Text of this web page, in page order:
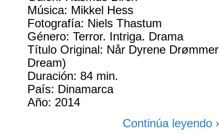
Música: Mikkel Hess
Fotografía: Niels Thastum
Género: Terror. Intriga. Drama
Título Original: Når Dyrene
Dream)
Duración: 84 min.
País: Dinamarca
Año: 2014
Continúa leyendo